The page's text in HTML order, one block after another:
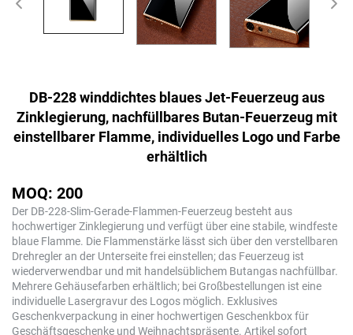
DB-228 winddichtes blaues Jet-Feuerzeug aus
Zinklegierung, nachfüllbares Butan-Feuerzeug mit
einstellbarer Flamme, individuelles Logo und Farbe
erhältlich
MOQ: 200
Der DB-228-Slim-Gerade-Flammen-Feuerzeug besteht aus
hochwertiger Zinklegierung und verfügt über eine stabile, windfeste
blaue Flamme. Die Flammenstärke lässt sich über den verstellbaren
Drehregler an der Unterseite frei einstellen; das Feuerzeug ist
wiederverwendbar und mit handelsüblichem Butangas nachfüllbar.
Mehrere Gehäusefarben erhältlich; bei Großbestellungen ist eine
individuelle Lasergravur des Logos möglich. Exklusives
Geschenkverpackung in einer hochwertigen Geschenkbox für
Geschäftsgeschenke und Weihnachtspräsente. Artikel sofort